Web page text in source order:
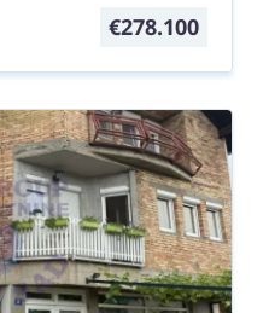
€278.100